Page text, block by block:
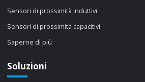
Sensori di prossimità induttivi
Sensori di prossimità capacitivi
Saperne di più
Soluzioni